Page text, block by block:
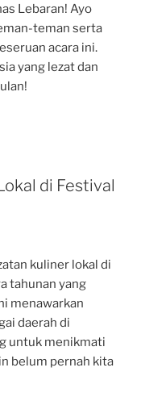
Lebaran! Ayo
teman serta
acara ini.
yang lezat dan
di Festival
kuliner lokal di
tahunan yang
menawarkan
daerah di
untuk menikmati
belum pernah kita